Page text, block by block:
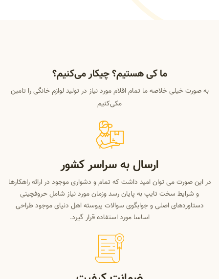
ما کی هستیم؟ چیکار می‌کنیم؟
به صورت خیلی خلاصه ما تمام اقلام مورد نیاز در تولید لوازم خانگی را تامین
مکی‌کنیم
ارسال به سراسر کشور
در این صورت می توان امید داشت که تمام و دشواری موجود در ارائه راهکارها
و شرایط سخت تایپ به پایان رسد وزمان مورد نیاز شامل حروفچینی
دستاوردهای اصلی و جوابگوی سوالات پیوسته اهل دنیای موجود طراحی
اساسا مورد استفاده قرار گیرد.